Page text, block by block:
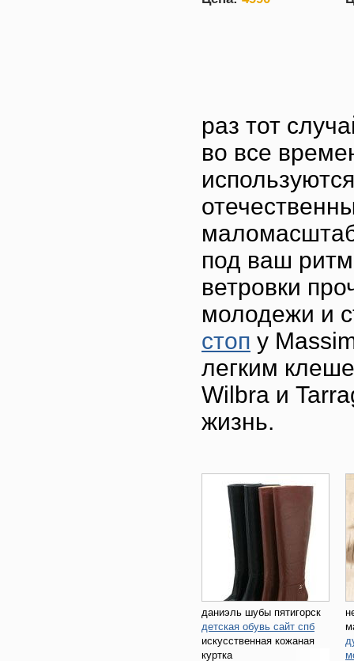
раз тот
во все
под ваш
ветровки
молодежи и
стоп у
легким
Wilbra и
жизнь.
даниэль шубы пятигорск
детская обувь сайт спб
искусственная кожаная
куртка